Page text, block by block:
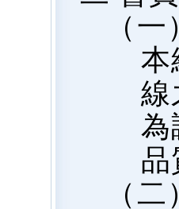
（
本
線
為
品
（